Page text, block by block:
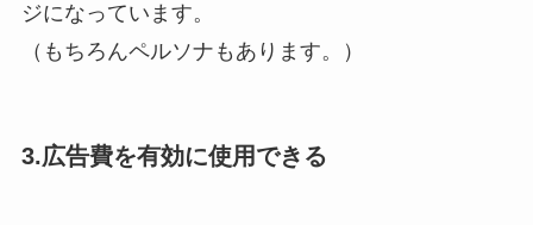
ジになっています。
（もちろんペルソナもあります。）
3.広告費を有効に使用できる